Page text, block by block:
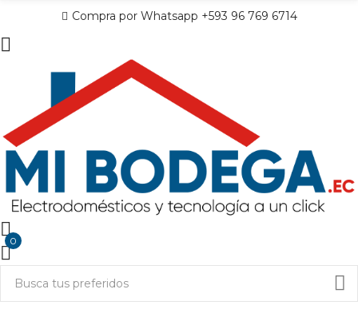
Compra por Whatsapp +593 96 769 6714
0